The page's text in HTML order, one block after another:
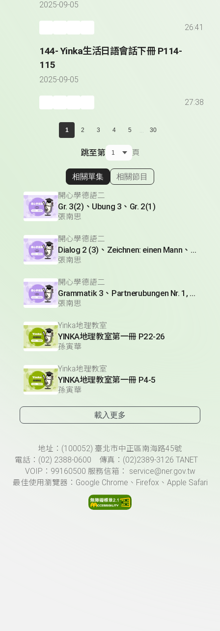
2025-09-05
26:41
144- Yinka生活日語會話下冊 P114-
115
2025-09-05
27:38
1 2 3 4 5 ... 30
跳至第 頁
顯示相關單集
相關單集 相關節目
開心學德語二
Gr. 3(2)、Ubung 3、Gr. 2(1)
張南思
開心學德語二
Dialog 2 (3)、Zeichnen: einen Mann、Lesetext 1(1)
張南思
開心學德語二
Grammatik 3、Partnerubungen Nr. 1, 3、Dialog 2(1)
張南思
Yinka地理教室
YINKA地理教室第一冊 P22-26
孫寅華
Yinka地理教室
YINKA地理教室第一冊 P4-5
孫寅華
載入更多
頁尾資訊地址：(100052) 臺北市中正區南海路45號
電話：(02) 2388-0600 傳真：(02)2389-3126 TANET
VOIP：99160500 服務信箱： service@ner.gov.tw
最佳使用瀏覽器：Google Chrome、Firefox、Apple Safari